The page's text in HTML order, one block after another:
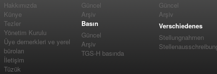
Hakkımızda
Künye
Tezler
Yönetim Kurulu
Üye dernerkleri ve yerel
büroları
İletişim
Tüzük
Güncel
Arşiv
Basın
Güncel
Arşiv
TGS-H basında
Güncel
Arşiv
Verschiedenes
Stellungnahmen